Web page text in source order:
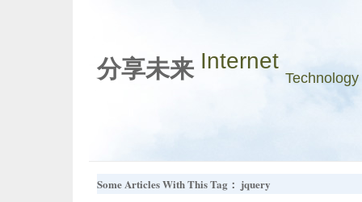
分享未来 Internet
Technology
Some Articles With This Tag： jquery